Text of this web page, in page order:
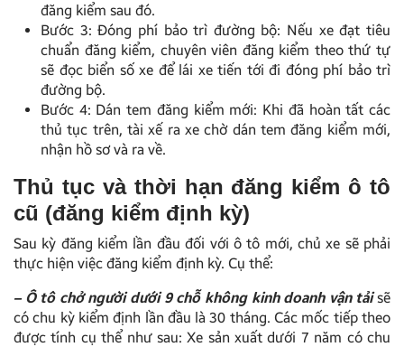
đăng kiểm sau đó.
Bước 3: Đóng phí bảo trì đường bộ: Nếu xe đạt tiêu
chuẩn đăng kiểm, chuyên viên đăng kiểm theo thứ tự
sẽ đọc biển số xe để lái xe tiến tới đi đóng phí bảo trì
đường bộ.
Bước 4: Dán tem đăng kiểm mới: Khi đã hoàn tất các
thủ tục trên, tài xế ra xe chờ dán tem đăng kiểm mới,
nhận hồ sơ và ra về.
Thủ tục và thời hạn đăng kiểm ô tô
cũ (đăng kiểm định kỳ)
Sau kỳ đăng kiểm lần đầu đối với ô tô mới, chủ xe sẽ phải
thực hiện việc đăng kiểm định kỳ. Cụ thể:
– Ô tô chở người dưới 9 chỗ không kinh doanh vận tảisẽ
có chu kỳ kiểm định lần đầu là 30 tháng. Các mốc tiếp theo
được tính cụ thể như sau: Xe sản xuất dưới 7 năm có chu